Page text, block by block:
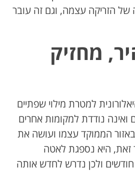
של הזריקה עצמה, וגם זה עובר
מחזיק
למטרת מילוי שפתיים
נודדת למקומות אחרים
הממוקד עצמו ועושה את
היא נספגת לאטה
ולכן נדרש לחדש אותה